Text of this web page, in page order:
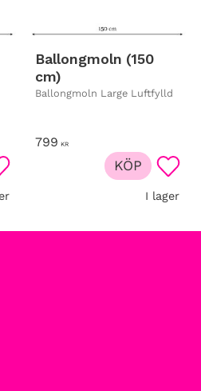
till i favoriter
Ballongmoln (150
cm)
Ballongmoln Large Luftfylld
799 KR
I lager
KÖP